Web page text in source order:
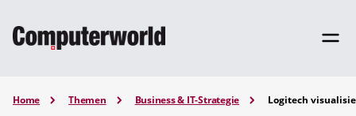
Home Themen Business & IT-Strategie Logitech